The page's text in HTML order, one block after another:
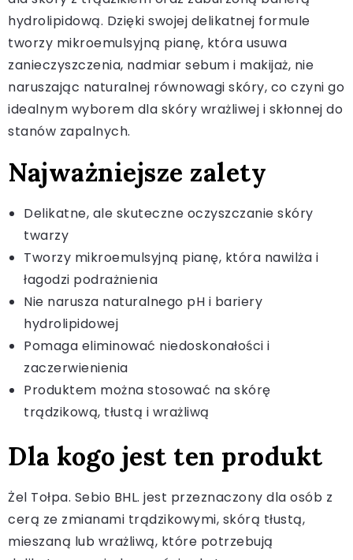
hydrolipidową. Dzięki swojej delikatnej formule
tworzy mikroemulsyjną pianę, która usuwa
zanieczyszczenia, nadmiar sebum i makijaż, nie
naruszając naturalnej równowagi skóry, co czyni go
idealnym wyborem dla skóry wrażliwej i skłonnej do
stanów zapalnych.
Najważniejsze zalety
Delikatne, ale skuteczne oczyszczanie skóry
twarzy
Tworzy mikroemulsyjną pianę, która nawilża i
łagodzi podrażnienia
Nie narusza naturalnego pH i bariery
hydrolipidowej
Pomaga eliminować niedoskonałości i
zaczerwienienia
Produktem można stosować na skórę
trądzikową, tłustą i wrażliwą
Dla kogo jest ten produkt
Żel Tołpa. Sebio BHL. jest przeznaczony dla osób z
cerą ze zmianami trądzikowymi, skórą tłustą,
mieszaną lub wrażliwą, które potrzebują